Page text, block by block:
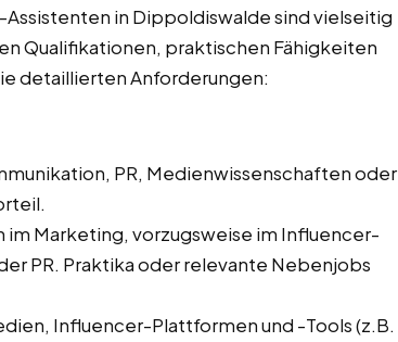
in Dippoldiswalde sind vielseitig
Qualifikationen, praktischen Fähigkeiten
detaillierten Anforderungen:
PR, Medienwissenschaften oder
im Marketing, vorzugsweise im Influencer-
PR. Praktika oder relevante Nebenjobs
Influencer-Plattformen und -Tools (z.B.